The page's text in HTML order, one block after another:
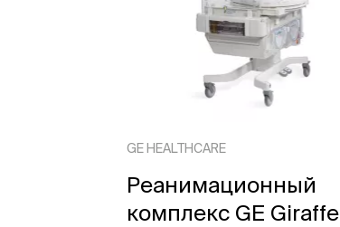
GE HEALTHCARE
Реанимационный
комплекс GE Giraffe